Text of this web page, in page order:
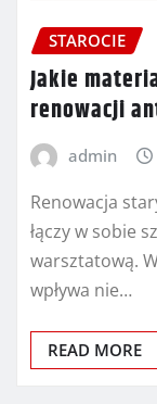
STAROCIE
Jakie
renowacji
admin
Renowacja
łączy w sobie
warsztatową.
wpływa nie…
READ MORE